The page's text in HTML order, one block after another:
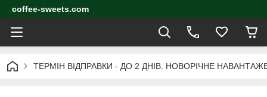
coffee-sweets.com
ТЕРМІН ВІДПРАВКИ - ДО 2 ДНІВ. НОВОРІЧНЕ